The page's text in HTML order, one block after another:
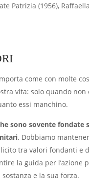
Patrizia (1956),
come con molte
vita: solo quando non
essi manchino.
sono sovente fondate
. Dobbiamo
tra valori fondanti e
la guida per l’azione
e la sua forza.